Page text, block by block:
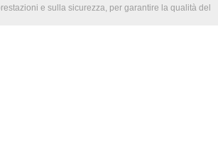
e sulla sicurezza, per garantire la qualità del